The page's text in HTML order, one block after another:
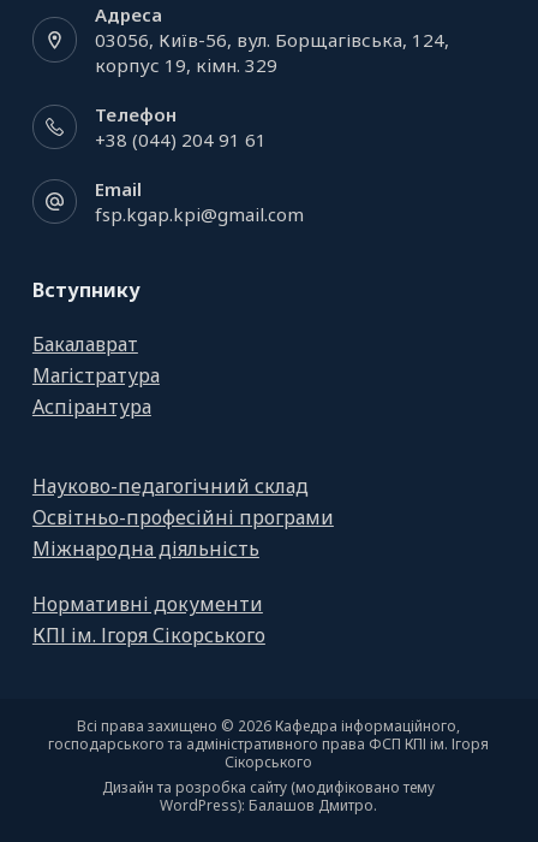
Адреса
03056, Київ-56, вул. Борщагівська, 124,
корпус 19, кiмн. 329
Телефон
+38 (044) 204 91 61
Email
fsp.kgap.kpi@gmail.com
Вступнику
Бакалаврат
Магістратура
Аспірантура
Науково-педагогічний склад
Освітньо-професійні програми
Міжнародна діяльність
Нормативні документи
КПІ ім. Ігоря Сікорського
Всі права захищено © 2026 Кафедра інформаційного,
господарського та адміністративного права ФСП КПІ ім. Ігоря
Сікорського
Дизайн та розробка сайту (модифіковано тему
WordPress): Балашов Дмитро.